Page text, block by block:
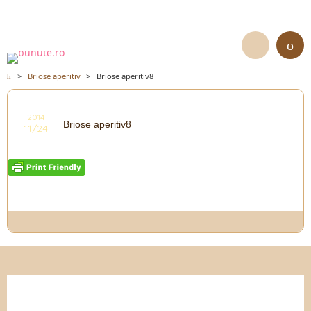
> Briose aperitiv > Briose aperitiv8
2014
11/24 Briose aperitiv8